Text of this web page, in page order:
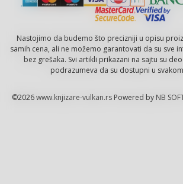
Nastojimo da budemo što precizniji u opisu
samih cena, ali ne možemo garantovati da su sve
bez grešaka. Svi artikli prikazani na sajtu su
podrazumeva da su dostupni u
©2026www.knjizare-vulkan.rs Powered by NB